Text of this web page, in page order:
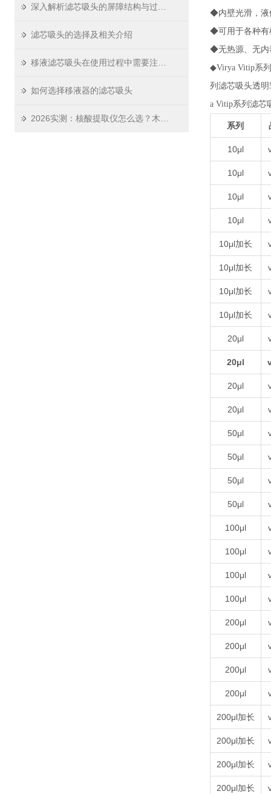
滤芯吸头的选择及相关介绍
如何选择移液器的滤芯吸头
◆内壁光滑，液
◆可用于各种有
◆无热源、无内
◆Virya Vitip系
列滤芯吸头透明
a Vitip系列滤芯
系列
10μl
10μl
10μl
10μl
10μl加长
10μl加长
10μl加长
10μl加长
20μl
20μl
20μl
20μl
50μl
50μl
50μl
50μl
100μl
100μl
100μl
100μl
200μl
200μl
200μl
200μl
200μl加长
200μl加长
200μl加长
200μl加长